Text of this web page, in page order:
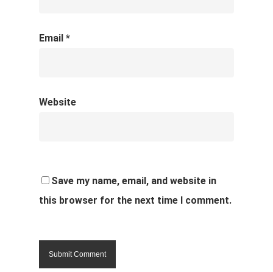
Email *
Website
Save my name, email, and website in
this browser for the next time I comment.